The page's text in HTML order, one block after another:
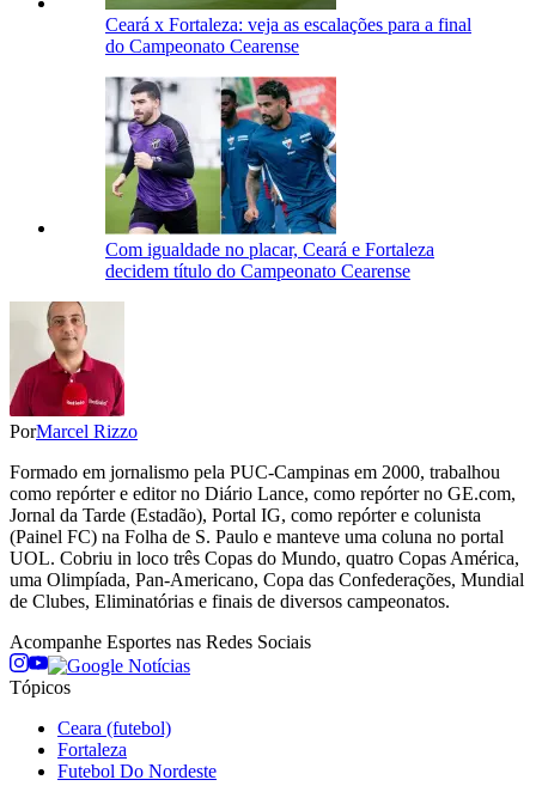
Ceará x Fortaleza: veja as escalações para a final
do Campeonato Cearense
Com igualdade no placar, Ceará e Fortaleza
decidem título do Campeonato Cearense
PorMarcel Rizzo
Formado em jornalismo pela PUC-Campinas em 2000, trabalhou
como repórter e editor no Diário Lance, como repórter no GE.com,
Jornal da Tarde (Estadão), Portal IG, como repórter e colunista
(Painel FC) na Folha de S. Paulo e manteve uma coluna no portal
UOL. Cobriu in loco três Copas do Mundo, quatro Copas América,
uma Olimpíada, Pan-Americano, Copa das Confederações, Mundial
de Clubes, Eliminatórias e finais de diversos campeonatos.
Acompanhe Esportes nas Redes Sociais
Tópicos
Ceara (futebol)
Fortaleza
Futebol Do Nordeste